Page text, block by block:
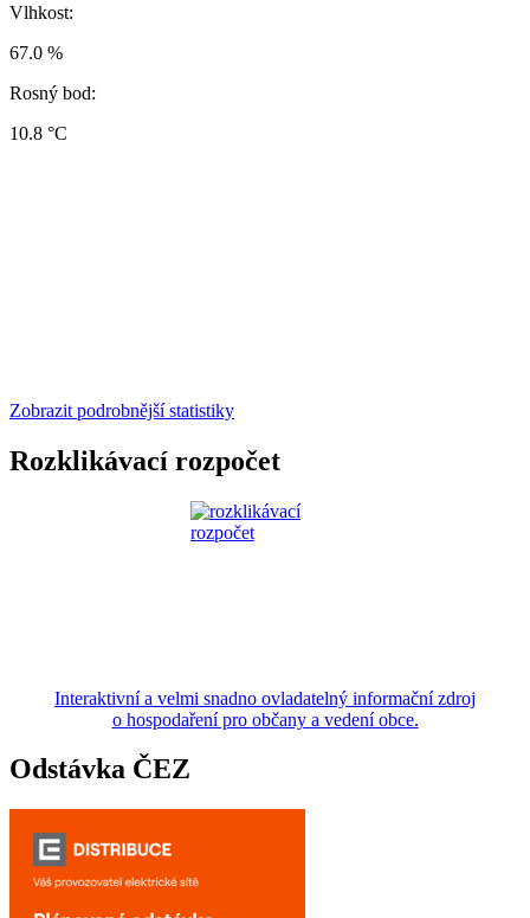
Vlhkost:
67.0 %
Rosný bod:
10.8 °C
Zobrazit podrobnější statistiky
Rozklikávací rozpočet
Interaktivní a velmi snadno ovladatelný informační zdroj
o hospodaření pro občany a vedení obce.
Odstávka ČEZ